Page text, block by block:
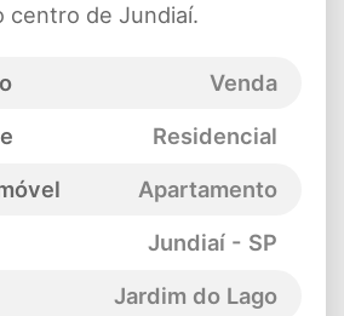
centro de Jundiaí.
Venda
Residencial
Apartamento
Jundiaí - SP
Jardim do Lago